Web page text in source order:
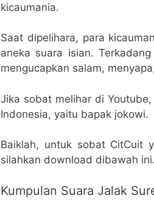
kicaumania.
Saat dipelihara, para
aneka suara isian.
mengucapkan salam,
Jika sobat melihar di
Indonesia, yaitu bapak jokowi.
Baiklah, untuk sobat CitCuit
silahkan download dibawah ini.
Kumpulan Suara Jalak